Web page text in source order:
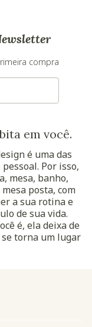
compra
em você.
é uma das
Por isso,
mesa, banho,
posta, com
a sua rotina e
de sua vida.
é, ela deixa de
torna um lugar